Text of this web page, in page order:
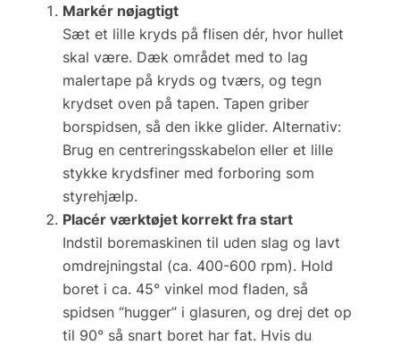
Markér nøjagtigt
Sæt et lille kryds på flisen dér, hvor hullet
skal være. Dæk området med to lag
malertape på kryds og tværs, og tegn
krydset oven på tapen. Tapen griber
borspidsen, så den ikke glider. Alternativ:
Brug en centreringsskabelon eller et lille
stykke krydsfiner med forboring som
styrehjælp.
Placér værktøjet korrekt fra start
Indstil boremaskinen til uden slag og lavt
omdrejningstal (ca. 400-600 rpm). Hold
boret i ca. 45° vinkel mod fladen, så
spidsen “hugger” i glasuren, og drej det op
til 90° så snart boret har fat. Hvis du